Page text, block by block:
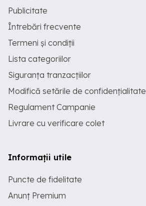
Publicitate
Întrebări frecvente
Termeni și condiții
Lista categoriilor
Siguranța tranzacțiilor
Modifică setările de confidențialitate
Regulament Campanie
Livrare cu verificare colet
Informații utile
Puncte de fidelitate
Anunț Premium